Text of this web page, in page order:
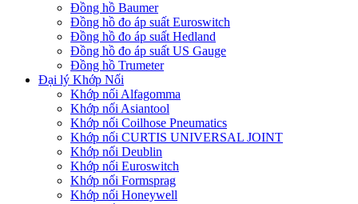
Đồng hồ Baumer
Đồng hồ đo áp suất Euroswitch
Đồng hồ đo áp suất Hedland
Đồng hồ đo áp suất US Gauge
Đồng hồ Trumeter
Đại lý Khớp Nối
Khớp nối Alfagomma
Khớp nối Asiantool
Khớp nối Coilhose Pneumatics
Khớp nối CURTIS UNIVERSAL JOINT
Khớp nối Deublin
Khớp nối Euroswitch
Khớp nối Formsprag
Khớp nối Honeywell